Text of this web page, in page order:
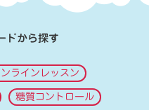
ドから探す
ラインレッスン
糖質コントロール